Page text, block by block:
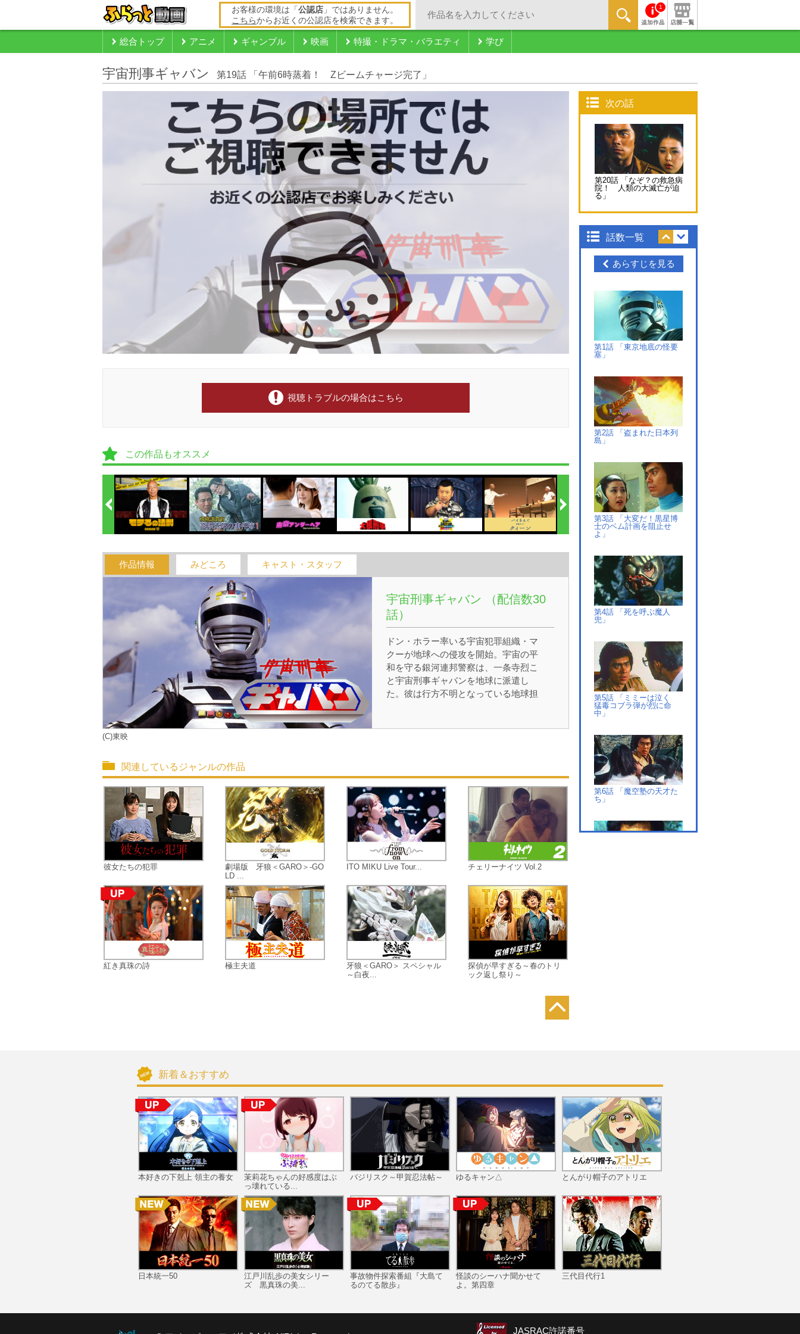
お客様の環境は「 公認店 」ではありません。
こちらからお近くの公認店を検索できます。
1
総合トップ アニメ ギャンブル 映画 特撮・ドラマ・バラエティ 学び
宇宙刑事ギャバン 第19話 「午前6時蒸着！ Zビームチャージ完了」
視聴トラブルの場合はこちら
この作品もオススメ
作品情報 みどころ キャスト・スタッフ
宇宙刑事ギャバン （配信数30
話）
ドン・ホラー率いる宇宙犯罪組織・マ
クーが地球への侵攻を開始。宇宙の平
和を守る銀河連邦警察は、一条寺烈こ
と宇宙刑事ギャバンを地球に派遣し
た。彼は行方不明となっている地球担
(C)東映
関連しているジャンルの作品
彼女たちの犯罪
紅き真珠の詩
劇場版 牙狼＜GARO＞-GO
LD ...
極主夫道
ITO MIKU Live Tour...
牙狼＜GARO＞ スペシャル
～白夜...
チェリーナイツ Vol.2
探偵が早すぎる～春のトリ
ック返し祭り～
次の話
第20話 「なぞ？の救急病
院！ 人類の大滅亡が迫
る」
話数一覧
あらすじを見る
第1話 「東京地底の怪要
塞」
第2話 「盗まれた日本列
島」
第3話 「大変だ！黒星博
士のベム計画を阻止せ
よ」
第4話 「死を呼ぶ魔人
兜」
第5話 「ミミーは泣く
猛毒コブラ弾が烈に命
中」
第6話 「魔空塾の天才た
ち」
第10話 「人間クラッシャ
ー部隊を撃破せよ！」
第11話 「父は生きている
のか？ 謎のSOS信号」
第12話 「遊園地へ急行せ
新着＆おすすめ
本好きの下剋上 領主の養女
日本統一50
茉莉花ちゃんの好感度はぶ
っ壊れている...
江戸川乱歩の美女シリー
ズ 黒真珠の美...
バジリスク～甲賀忍法帖～
事故物件探索番組『大島て
るのてる散歩』
ゆるキャン△
怪談のシーハナ聞かせて
よ。第四章
とんがり帽子のアトリエ
三代目代行1
JASRAC許諾番号